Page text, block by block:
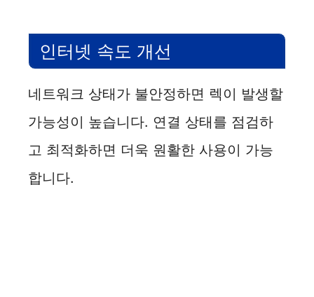
인터넷 속도 개선
네트워크 상태가 불안정하면 렉이 발생할
가능성이 높습니다. 연결 상태를 점검하
고 최적화하면 더욱 원활한 사용이 가능
합니다.